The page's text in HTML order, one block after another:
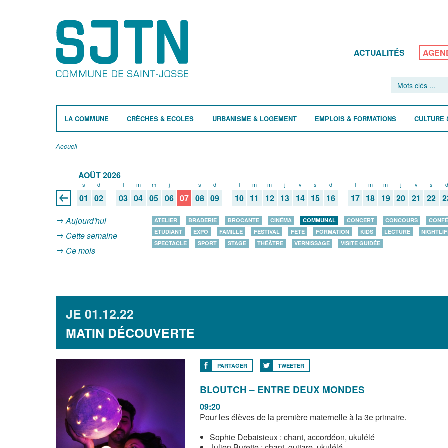
ACTUALITÉS
LA COMMUNE CRÈCHES & ECOLES URBANISME & LOGEMENT EMPLOIS & FORMATIONS CULTURE
Accueil
AOÛT 2026
s
01
d
02
l
03
m
04
m
05
j
06 07
s
08
d
09
l
10
m
11
m
12
j
13
v
14
s
15
d
16
l
17
m
18
m
19
j
20
v
21
s
22
d
Aujourd'hui
Cette semaine
Ce mois
ATELIER BRADERIE BROCANTE CINÉMA COMMUNAL CONCERT CONCOURS
ETUDIANT
EXPO FAMILLE FESTIVAL FÊTE FORMATION KIDS LECTURE
SPECTACLE
SPORT STAGE THÉÂTRE VERNISSAGE VISITE GUIDÉE
JE01.12.22
MATIN DÉCOUVERTE
PARTAGER TWEETER
BLOUTCH – ENTRE DEUX MONDES
09:20
Pour les élèves de la première maternelle à la 3e primaire.
Sophie Debaisieux : chant, accordéon, ukulélé